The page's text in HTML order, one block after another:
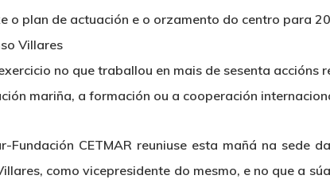
o plan de actuación e o orzamento do centro para
Villares
no que traballou en mais de sesenta accións
mariña, a formación ou a cooperación
CETMAR reuniuse esta mañá na sede
como vicepresidente do mesmo, e no que a